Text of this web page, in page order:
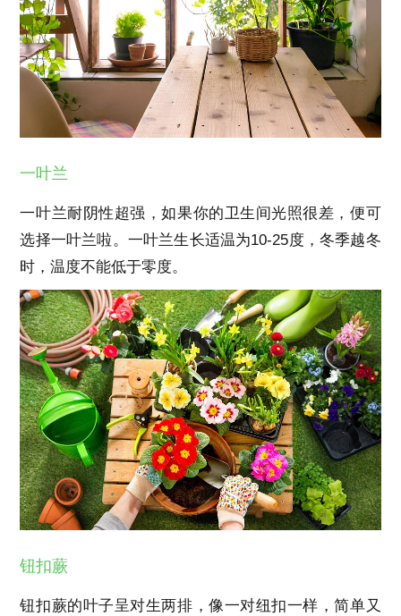
一叶兰
一叶兰耐阴性超强，如果你的卫生间光照很差，便可
选择一叶兰啦。一叶兰生长适温为10-25度，冬季越冬
时，温度不能低于零度。
钮扣蕨
钮扣蕨的叶子呈对生两排，像一对纽扣一样，简单又